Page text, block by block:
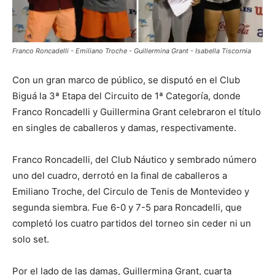
Franco Roncadelli - Emiliano Troche - Guillermina Grant - Isabella Tiscornia
Con un gran marco de público, se disputó en el Club
Biguá la 3ª Etapa del Circuito de 1ª Categoría, donde
Franco Roncadelli y Guillermina Grant celebraron el título
en singles de caballeros y damas, respectivamente.
Franco Roncadelli, del Club Náutico y sembrado número
uno del cuadro, derrotó en la final de caballeros a
Emiliano Troche, del Circulo de Tenis de Montevideo y
segunda siembra. Fue 6-0 y 7-5 para Roncadelli, que
completó los cuatro partidos del torneo sin ceder ni un
solo set.
Por el lado de las damas, Guillermina Grant, cuarta